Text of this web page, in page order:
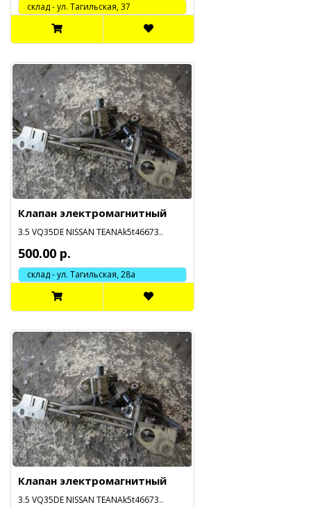
cклад - ул. Тагильская, 37
Клапан электромагнитный
3.5 VQ35DE NISSAN TEANAk5t46673..
500.00 р.
склад - ул. Тагильская, 28а
Клапан электромагнитный
3.5 VQ35DE NISSAN TEANAk5t46673..